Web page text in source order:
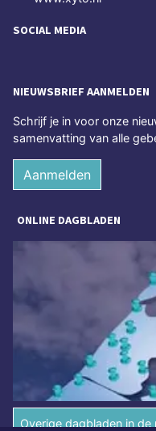
SOCIAL MEDIA
NIEUWSBRIEF AANMELDEN
Schrijf je in voor onze
samenvatting van alle
Aanmelden
ONLINE DAGBLADEN
Overige dagbladen in de